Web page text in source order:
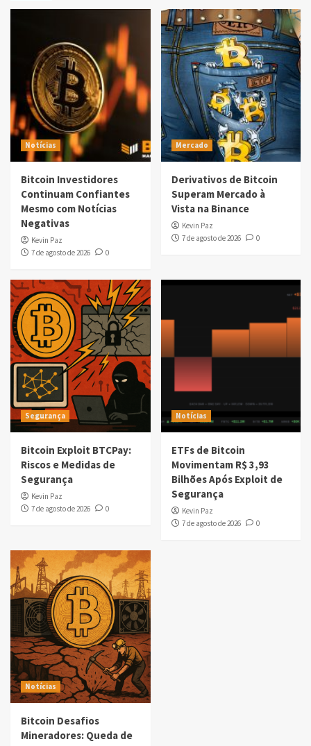
Notícias
Bitcoin Investidores
Continuam Confiantes
Mesmo com Notícias
Negativas
Kevin Paz
7 de agosto de 2026
0
Mercado
Derivativos de Bitcoin
Superam Mercado à
Vista na Binance
Kevin Paz
7 de agosto de 2026
0
Segurança
Bitcoin Exploit BTCPay:
Riscos e Medidas de
Segurança
Kevin Paz
7 de agosto de 2026
0
Notícias
ETFs de Bitcoin
Movimentam R$ 3,93
Bilhões Após Exploit de
Segurança
Kevin Paz
7 de agosto de 2026
0
Notícias
Bitcoin Desafios
Mineradores: Queda de